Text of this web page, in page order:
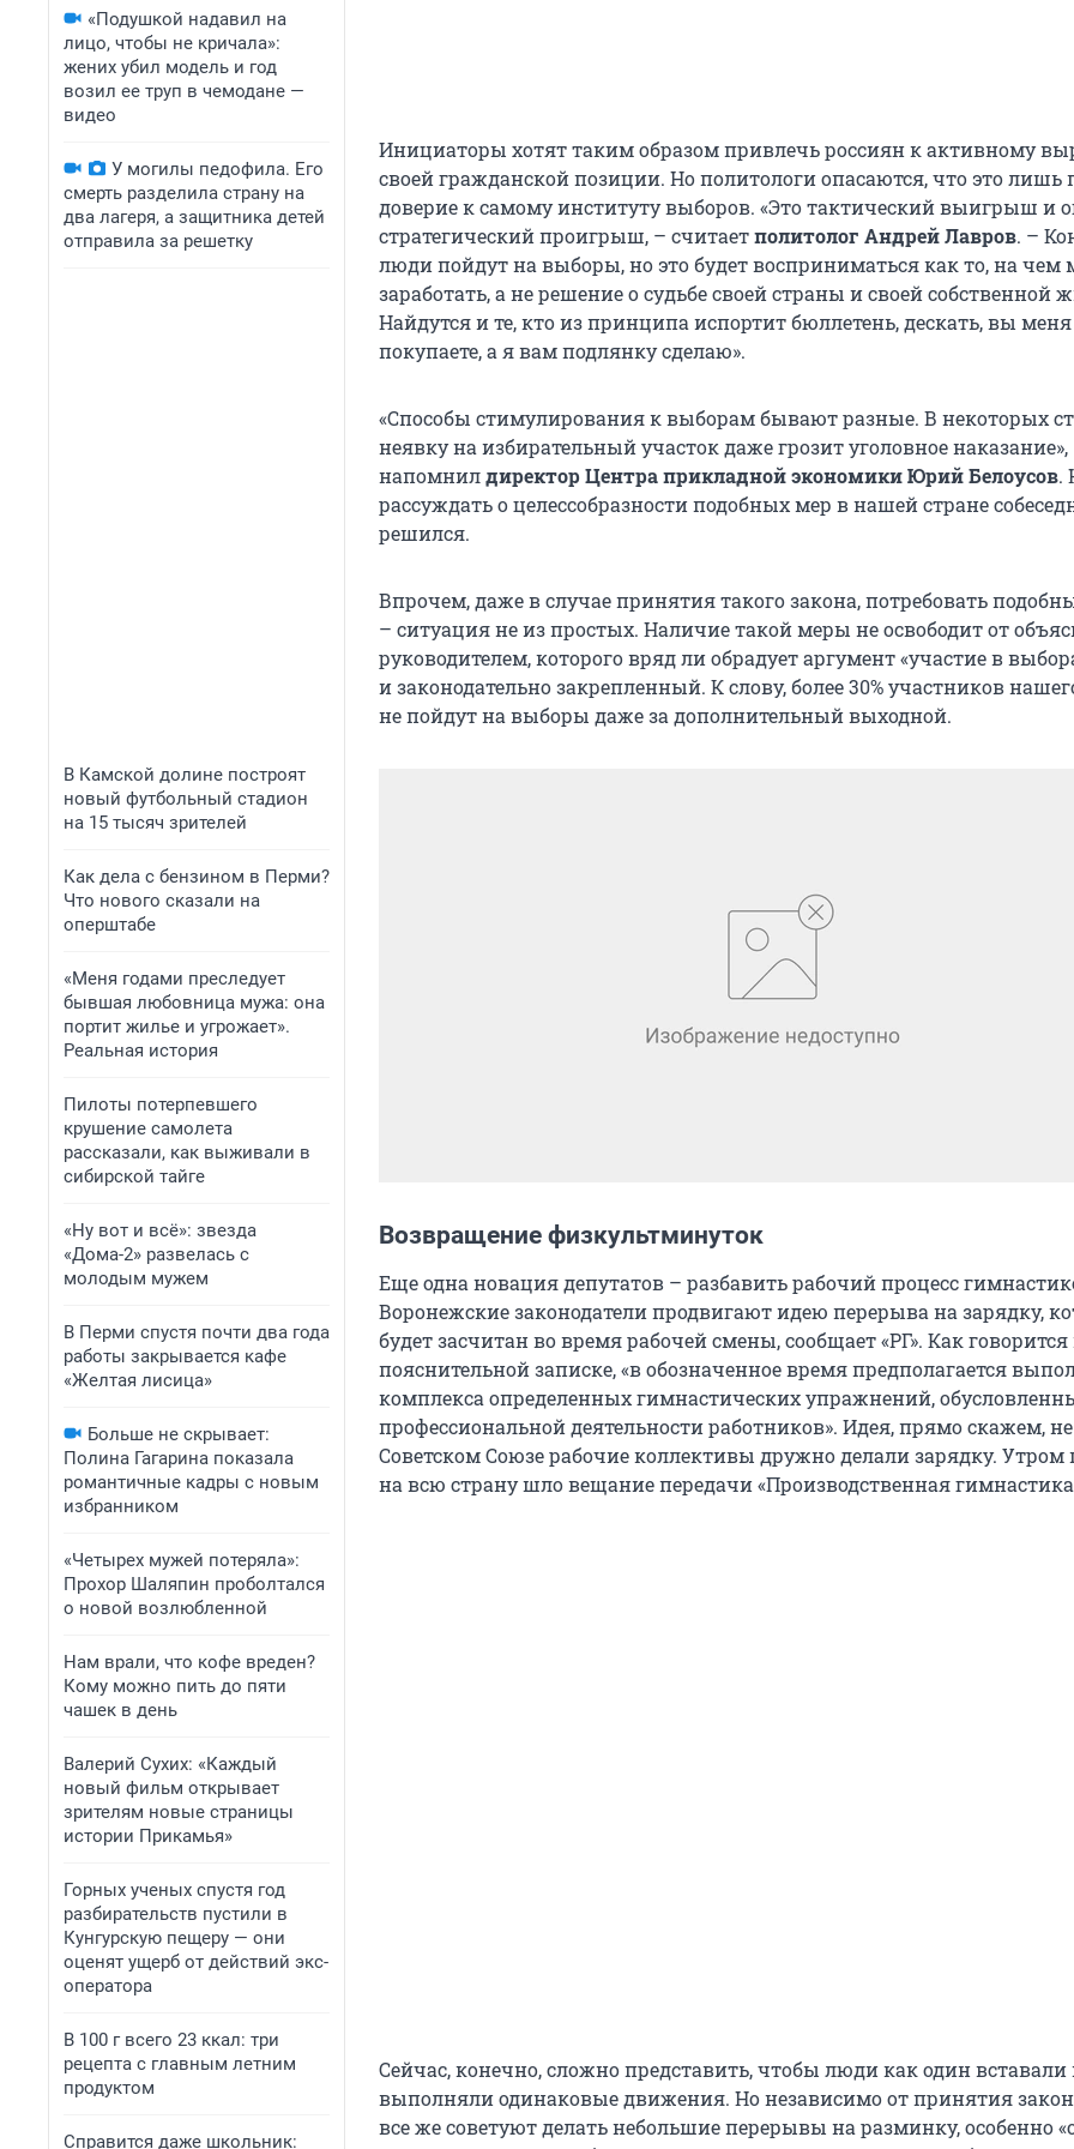
«Подушкой надавил на
лицо, чтобы не кричала»:
жених убил модель и год
возил ее труп в чемодане —
видео
У могилы педофила. Его
смерть разделила страну на
два лагеря, а защитника детей
отправила за решетку
В Камской долине построят
новый футбольный стадион
на 15 тысяч зрителей
Как дела с бензином в Перми?
Что нового сказали на
оперштабе
«Меня годами преследует
бывшая любовница мужа: она
портит жилье и угрожает».
Реальная история
Пилоты потерпевшего
крушение самолета
рассказали, как выживали в
сибирской тайге
«Ну вот и всё»: звезда
«Дома-2» развелась с
молодым мужем
В Перми спустя почти два года
работы закрывается кафе
«Желтая лисица»
Больше не скрывает:
Полина Гагарина показала
романтичные кадры с новым
избранником
«Четырех мужей потеряла»:
Прохор Шаляпин проболтался
о новой возлюбленной
Нам врали, что кофе вреден?
Кому можно пить до пяти
чашек в день
Валерий Сухих: «Каждый
новый фильм открывает
зрителям новые страницы
истории Прикамья»
Горных ученых спустя год
разбирательств пустили в
Кунгурскую пещеру — они
оценят ущерб от действий экс-
оператора
В 100 г всего 23 ккал: три
рецепта с главным летним
продуктом
Справится даже школьник:
Инициаторы хотят таким образом привлечь россиян к активному
своей гражданской позиции. Но политологи опасаются, что это лишь
доверие к самому институту выборов. «Это тактический выигрыш и
стратегический проигрыш, – считаетполитолог Андрей Лавров. –
люди пойдут на выборы, но это будет восприниматься как то, на чем
заработать, а не решение о судьбе своей страны и своей собственной
Найдутся и те, кто из принципа испортит бюллетень, дескать, вы меня
покупаете, а я вам подлянку сделаю».
«Способы стимулирования к выборам бывают разные. В некоторых
неявку на избирательный участок даже грозит уголовное наказание»,
напомнилдиректор Центра прикладной экономики Юрий Белоусов.
рассуждать о целессобразности подобных мер в нашей стране
решился.
Впрочем, даже в случае принятия такого закона, потребовать
– ситуация не из простых. Наличие такой меры не освободит от
руководителем, которого вряд ли обрадует аргумент «участие в
и законодательно закрепленный. К слову, более 30% участников
не пойдут на выборы даже за дополнительный выходной.
Возвращение физкультминуток
Еще одна новация депутатов – разбавить рабочий процесс
Воронежские законодатели продвигают идею перерыва на зарядку,
будет засчитан во время рабочей смены, сообщает «РГ». Как говорится
пояснительной записке, «в обозначенное время предполагается
комплекса определенных гимнастических упражнений,
профессиональной деятельности работников». Идея, прямо скажем,
Советском Союзе рабочие коллективы дружно делали зарядку. Утром
на всю страну шло вещание передачи «Производственная
Сейчас, конечно, сложно представить, чтобы люди как один вставали
выполняли одинаковые движения. Но независимо от принятия
все же советуют делать небольшие перерывы на разминку, особенно